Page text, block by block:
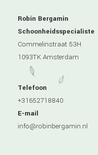
Robin Bergamin
Schoonheidsspecialiste
Commelinstraat 53H
1093TK Amsterdam
Telefoon
+31652718840
E-mail
info@robinbergamin.nl